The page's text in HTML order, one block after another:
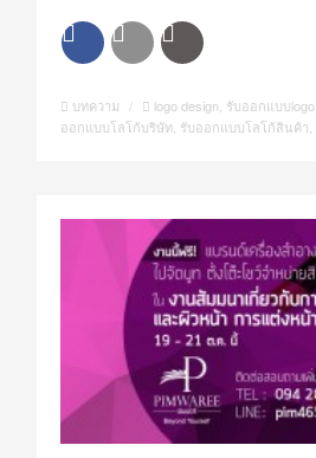
บทความ / logo design รับออกแบบlogo,
ออกแบบโลโก้บริษัท, รับออกแบบโลโก้สินค้า